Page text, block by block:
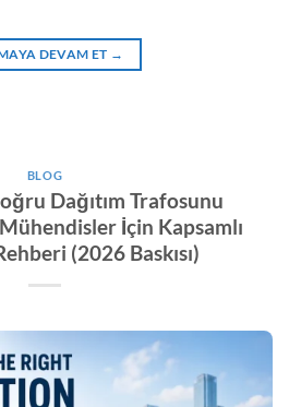
DEVAM ET →
BLOG
Dağıtım Trafosunu
İçin Kapsamlı
(2026 Baskısı)